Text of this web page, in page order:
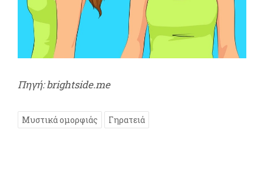
Πηγή: brightside.me
Μυστικά ομορφιάς Γηρατειά